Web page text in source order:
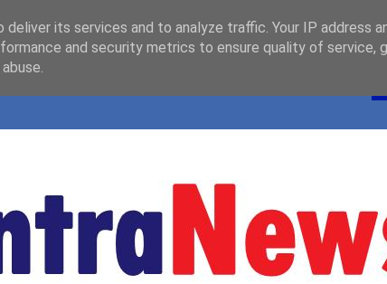
its services and to analyze traffic. Your IP address
and security metrics to ensure quality of service,